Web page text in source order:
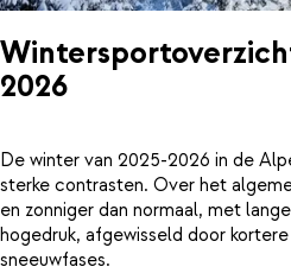
2026
De winter van 2025-2026 in de
sterke contrasten. Over het
en zonniger dan normaal, met
hogedruk, afgewisseld door
sneeuwfases.